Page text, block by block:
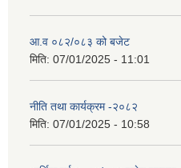
आ.व ०८२/०८३ को बजेट
मिति: 07/01/2025 - 11:01
नीति तथा कार्यक्रम -२०८२
मिति: 07/01/2025 - 10:58